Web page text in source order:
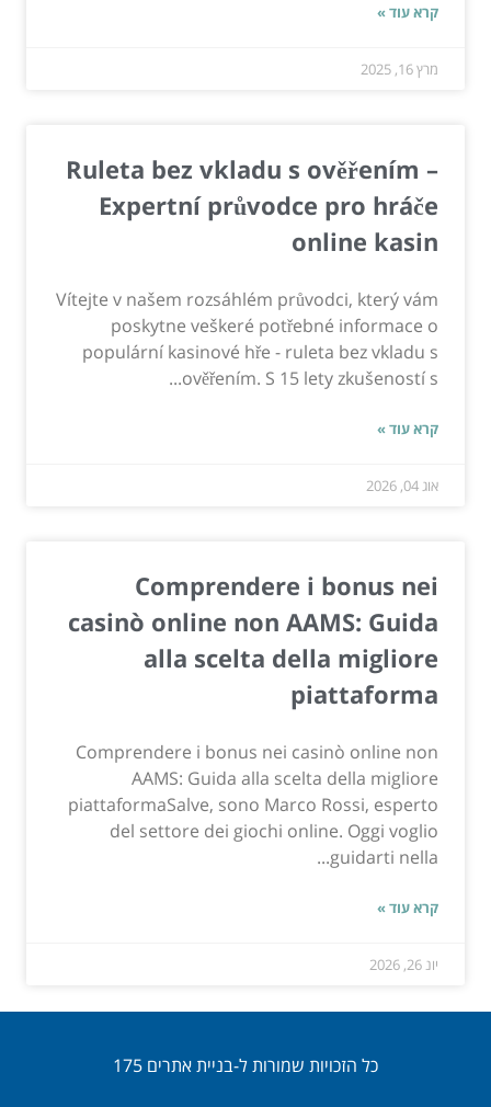
קרא עוד »
מרץ 16, 2025
Ruleta bez vkladu s ověřením –
Expertní průvodce pro hráče
online kasin
Vítejte v našem rozsáhlém průvodci, který vám
poskytne veškeré potřebné informace o
populární kasinové hře - ruleta bez vkladu s
ověřením. S 15 lety zkušeností s...
קרא עוד »
אוג 04, 2026
Comprendere i bonus nei
casinò online non AAMS: Guida
alla scelta della migliore
piattaforma
Comprendere i bonus nei casinò online non
AAMS: Guida alla scelta della migliore
piattaformaSalve, sono Marco Rossi, esperto
del settore dei giochi online. Oggi voglio
guidarti nella...
קרא עוד »
יונ 26, 2026
כל הזכויות שמורות ל-בניית אתרים 175